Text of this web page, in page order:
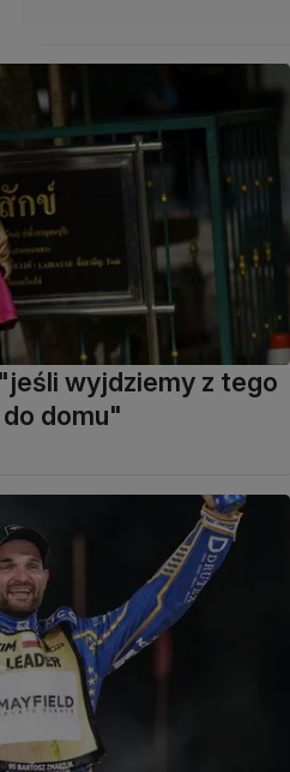
wyjdziemy z tego
domu"